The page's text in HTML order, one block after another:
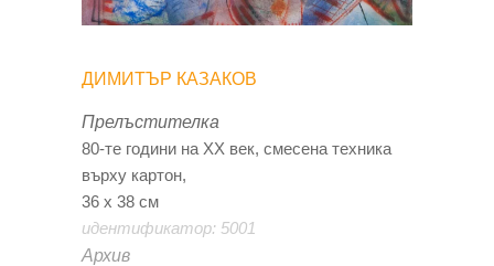
ДИМИТЪР КАЗАКОВ
Прелъстителка
80-те години на XX век, смесена техника
върху картон,
36 х 38 см
идентификатор: 5001
Архив